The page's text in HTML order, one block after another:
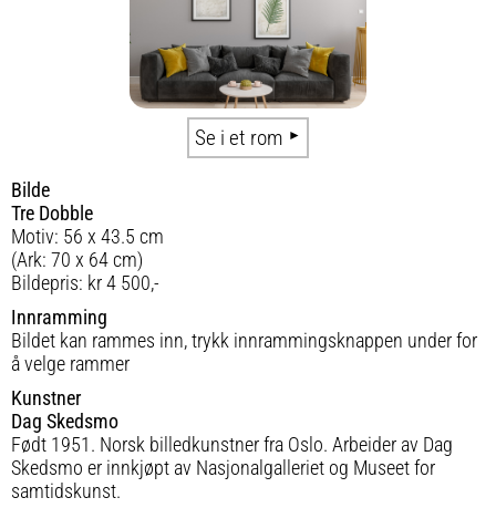
Se i et rom
Bilde
Tre Dobble
Motiv: 56 x 43.5 cm
(Ark: 70 x 64 cm)
Bildepris: kr 4 500,-
Innramming
Bildet kan rammes inn, trykk innrammingsknappen under for
å velge rammer
Kunstner
Dag Skedsmo
Født 1951. Norsk billedkunstner fra Oslo. Arbeider av Dag
Skedsmo er innkjøpt av Nasjonalgalleriet og Museet for
samtidskunst.